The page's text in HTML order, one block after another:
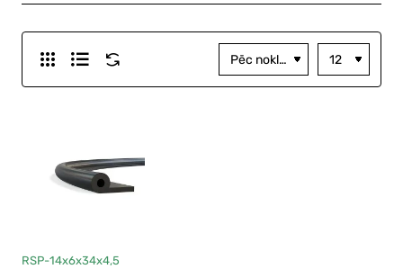
RSP-14x6x34x4,5